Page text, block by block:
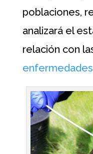
poblaciones,
analizará el
relación con